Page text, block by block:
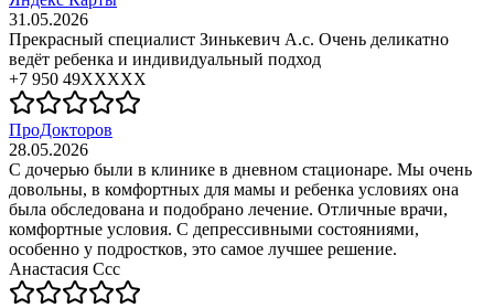
31.05.2026
Прекрасный специалист Зинькевич А.с. Очень деликатно
ведёт ребенка и индивидуальный подход
+7 950 49XXXXX
ПроДокторов
28.05.2026
С дочерью были в клинике в дневном стационаре. Мы очень
довольны, в комфортных для мамы и ребенка условиях она
была обследована и подобрано лечение. Отличные врачи,
комфортные условия. С депрессивными состояниями,
особенно у подростков, это самое лучшее решение.
Анастасия Ссс